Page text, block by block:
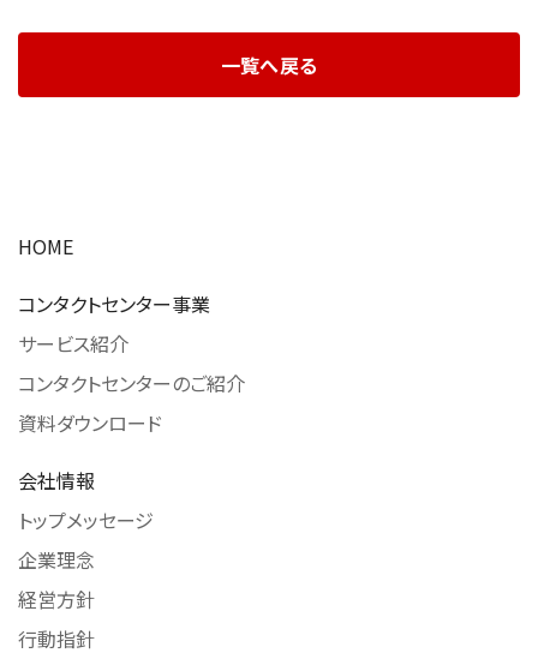
一覧へ戻る
HOME
コンタクトセンター事業
サービス紹介
コンタクトセンターのご紹介
資料ダウンロード
会社情報
トップメッセージ
企業理念
経営方針
行動指針